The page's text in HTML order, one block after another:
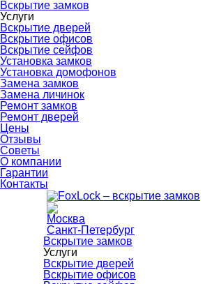
Вскрытие замков
Услуги
Вскрытие дверей
Вскрытие офисов
Вскрытие сейфов
Установка замков
Установка домофонов
Замена замков
Замена личинок
Ремонт замков
Ремонт дверей
Цены
Отзывы
Советы
О компании
Гарантии
Контакты
Москва
Санкт-Петербург
Вскрытие замков
Услуги
Вскрытие дверей
Вскрытие офисов